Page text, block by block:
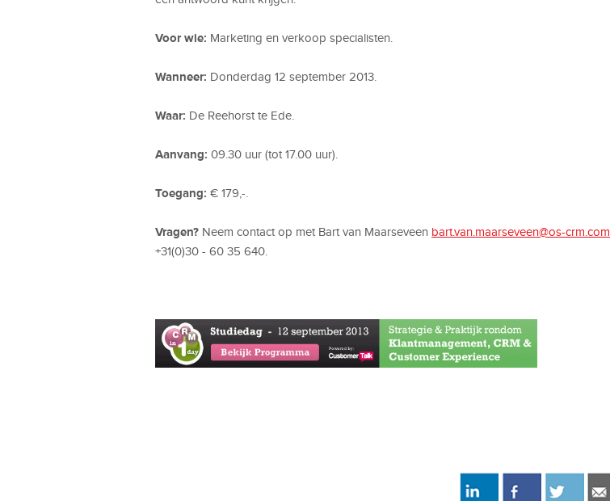
Voor wie: Marketing en verkoop specialisten.
Wanneer: Donderdag 12 september 2013.
Waar: De Reehorst te Ede.
Aanvang: 09.30 uur (tot 17.00 uur).
Toegang: € 179,-.
Vragen? Neem contact op met Bart van Maarseveen bart.van.maarseveen@os-crm.com
+31(0)30 - 60 35 640.